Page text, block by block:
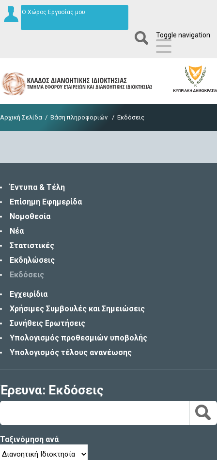
Ο Χώρος Εργασίας μου
Toggle navigation
Αρχική Σελίδα / Βάση πληροφοριών / Εκδόσεις
Έντυπα & Τέλη
Επίσημη Εφημερίδα
Νομοθεσία
Νέα
Στατιστικές
Εκδηλώσεις
Εκδόσεις
Εγχειρίδια
Χρήσιμες Συμβουλές και Σημειώσεις
Συνήθεις Ερωτήσεις
Υπολογισμός προθεσμιών υποβολής
Υπολογισμός τέλους ανανέωσης
Έρευνα: Εκδόσεις
Ταξινόμηση ανά